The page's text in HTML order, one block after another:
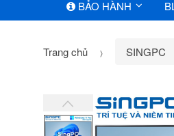
BẢO HÀNH
Trang chủ SINGPC